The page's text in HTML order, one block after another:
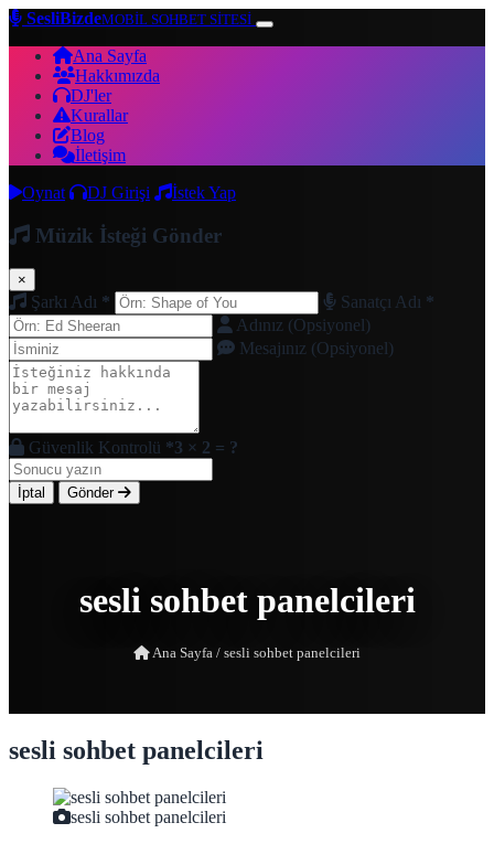
SesliBizdeMOBİL SOHBET SİTESİ
Ana Sayfa
Hakkımızda
DJ'ler
Kurallar
Blog
İletişim
Oynat
DJ Girişi İstek Yap
Müzik İsteği Gönder
×
Şarkı Adı * Sanatçı Adı *
Adınız (Opsiyonel)
Mesajınız (Opsiyonel)
Güvenlik Kontrolü *3 × 2 = ?
İptal Gönder
sesli sohbet panelcileri
Ana Sayfa / sesli sohbet panelcileri
sesli sohbet panelcileri
sesli sohbet panelcileri